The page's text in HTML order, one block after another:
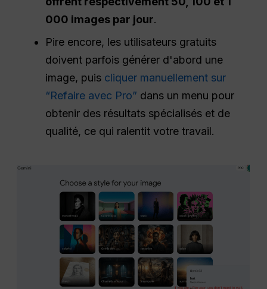
000 images par jour.
Pire encore, les utilisateurs gratuits
doivent parfois générer d'abord une
image, puis cliquer manuellement sur
“Refaire avec Pro” dans un menu pour
obtenir des résultats spécialisés et de
qualité, ce qui ralentit votre travail.